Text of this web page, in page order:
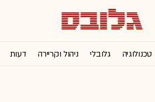
טכנולוגיה גלובלי ניהול וקריירה דעות